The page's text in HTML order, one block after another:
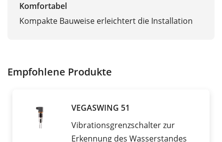
Komfortabel
Kompakte Bauweise erleichtert die Installation
Empfohlene Produkte
VEGASWING 51
Vibrationsgrenzschalter zur
Erkennung des Wasserstandes